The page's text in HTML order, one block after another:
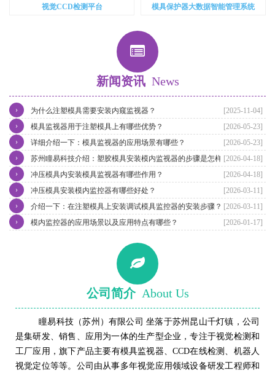
视觉CCD检测平台 模具保护器大数据智能管理系统
新闻资讯 News
[2025-11-04]
为什么注塑模具需要安装内窥监视器？
›
[2026-05-23]
模具监视器用于注塑模具上有哪些优势？
›
[2026-05-23]
详细介绍一下：模具监视器的应用场景有哪些？
›
[2026-04-18]
苏州瞳易科技介绍：塑胶模具安装模内监视器的步骤是怎样的？
›
[2026-04-18]
冲压模具内安装模具监视器有哪些作用？
›
[2026-03-11]
冲压模具安装模内监控器有哪些好处？
›
[2026-03-11]
介绍一下：在注塑模具上安装调试模具监控器的安装步骤？
›
[2026-01-17]
模内监控器的应用场景以及应用特点有哪些？
›
公司简介 About Us
瞳易科技（苏州）有限公司 坐落于苏州昆山千灯镇，公司
是集研发、销售、应用为一体的生产型企业，专注于视觉检测和
工厂应用，旗下产品主要有模具监视器、CCD在线检测、机器人
视觉定位等等。公司由从事多年视觉应用领域设备研发工程师和